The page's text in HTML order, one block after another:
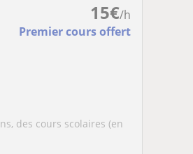
15€/h
Premier cours offert
des cours scolaires (en